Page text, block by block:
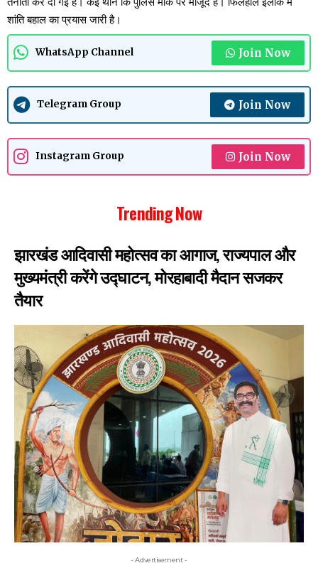
शांति बहाल का प्रयास जारी है।
WhatsApp Channel Join Now
Telegram Group Join Now
Instagram Group Join Now
Trending Now
झारखंड आदिवासी महोत्सव का आगाज, राज्यपाल और
मुख्यमंत्री करेंगे उद्घाटन, मोरहाबादी मैदान सजकर
तैयार
- Advertisement -